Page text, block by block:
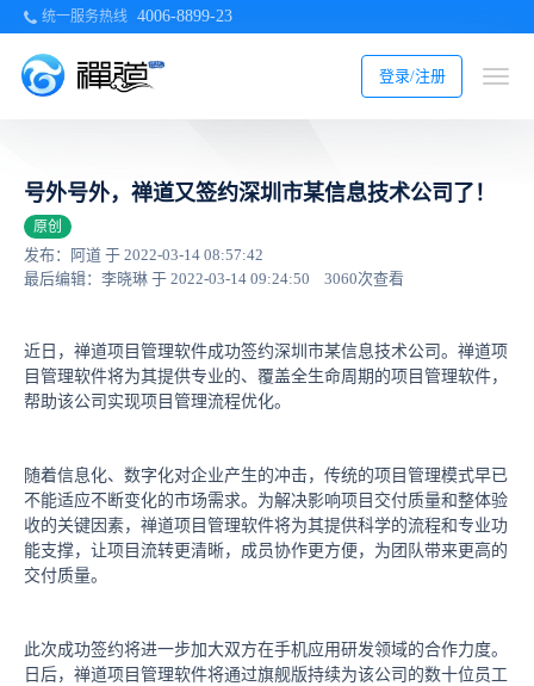
统一服务热线 4006-8899-23
登录/注册
号外号外，禅道又签约深圳市某信息技术公司了！
原创
发布：阿道 于 2022-03-14 08:57:42
最后编辑：李晓琳 于 2022-03-14 09:24:50
3060次查看
近日，禅道项目管理软件成功签约深圳市某信息技术公司。禅道项
目管理软件将为其提供专业的、覆盖全生命周期的项目管理软件，
帮助该公司实现项目管理流程优化。
随着信息化、数字化对企业产生的冲击，传统的项目管理模式早已
不能适应不断变化的市场需求。为解决影响项目交付质量和整体验
收的关键因素，禅道项目管理软件将为其提供科学的流程和专业功
能支撑，让项目流转更清晰，成员协作更方便，为团队带来更高的
交付质量。
此次成功签约将进一步加大双方在手机应用研发领域的合作力度。
日后，禅道项目管理软件将通过旗舰版持续为该公司的数十位员工